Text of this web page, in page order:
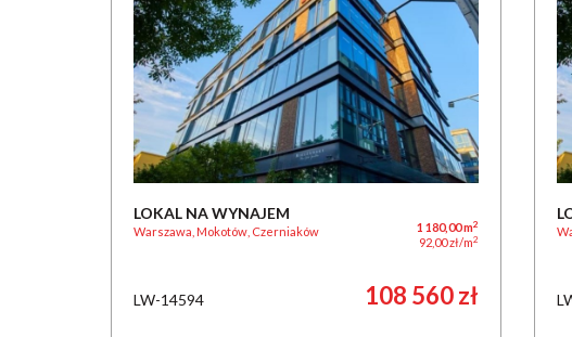
LOKAL NA WYNAJEM
Warszawa, Mokotów, Czerniaków 1 180,00 m2
92,00 zł/m2
LW-14594 108 560 zł